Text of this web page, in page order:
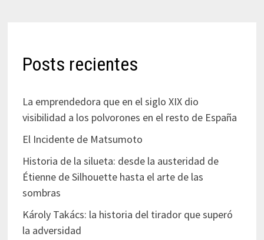
Posts recientes
La emprendedora que en el siglo XIX dio
visibilidad a los polvorones en el resto de España
El Incidente de Matsumoto
Historia de la silueta: desde la austeridad de
Étienne de Silhouette hasta el arte de las
sombras
Károly Takács: la historia del tirador que superó
la adversidad